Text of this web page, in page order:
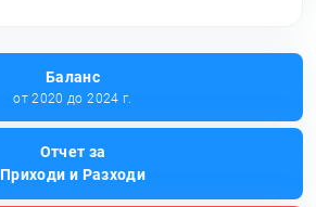
Баланс
от 2020 до 2024 г.
Отчет за
Приходи и Разходи